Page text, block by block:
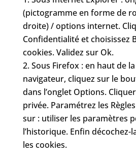
(pictogramme en forme de
droite) / options internet.
Confidentialité et choisissez
cookies. Validez sur Ok.
Sous Firefox : en haut de
navigateur, cliquez sur le
dans l’onglet Options.
privée. Paramétrez les
sur : utiliser les paramètres
l’historique. Enfin
les cookies.